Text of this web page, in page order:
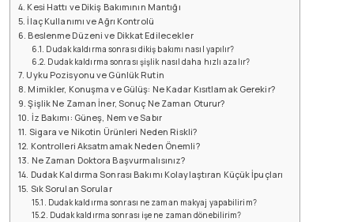
Kesi Hattı ve Dikiş Bakımının Mantığı
İlaç Kullanımı ve Ağrı Kontrolü
Beslenme Düzeni ve Dikkat Edilecekler
Dudak kaldırma sonrası dikiş bakımı nasıl yapılır?
Dudak kaldırma sonrası şişlik nasıl daha hızlı azalır?
Uyku Pozisyonu ve Günlük Rutin
Mimikler, Konuşma ve Gülüş: Ne Kadar Kısıtlamak Gerekir?
Şişlik Ne Zaman İner, Sonuç Ne Zaman Oturur?
İz Bakımı: Güneş, Nem ve Sabır
Sigara ve Nikotin Ürünleri Neden Riskli?
Kontrolleri Aksatmamak Neden Önemli?
Ne Zaman Doktora Başvurmalısınız?
Dudak Kaldırma Sonrası Bakımı Kolaylaştıran Küçük İpuçları
Sık Sorulan Sorular
Dudak kaldırma sonrası ne zaman makyaj yapabilirim?
Dudak kaldırma sonrası işe ne zaman dönebilirim?